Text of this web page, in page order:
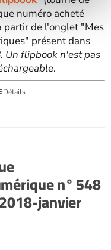
numéro acheté
partir de l'onglet "Mes
présent dans
Un flipbook n'est pas
.
Détails
n° 548
janvier